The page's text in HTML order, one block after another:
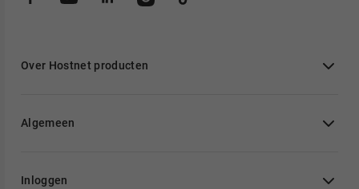
Over Hostnet producten
Algemeen
Inloggen